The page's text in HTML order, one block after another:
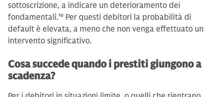
sottoscrizione, a indicare un deterioramento dei
fondamentali.10 Per questi debitori la probabilità di
default è elevata, a meno che non venga effettuato un
intervento significativo.
Cosa succede quando i prestiti giungono a
scadenza?